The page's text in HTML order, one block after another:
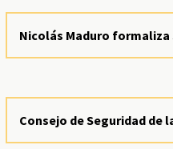
Nicolás Maduro
Consejo de Seguridad de